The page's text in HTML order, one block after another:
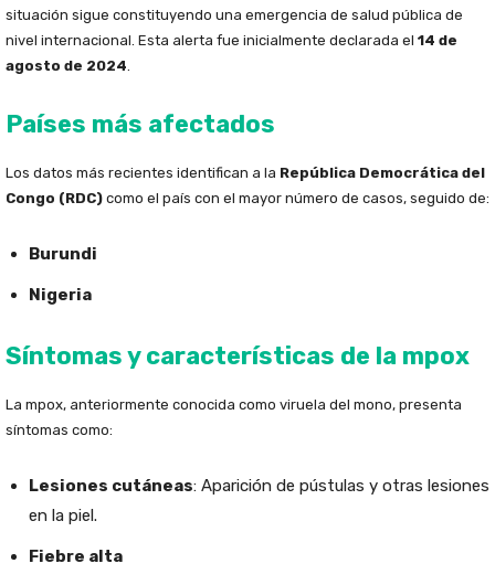
situación sigue constituyendo una emergencia de salud pública de
nivel internacional. Esta alerta fue inicialmente declarada el 14 de
agosto de 2024.
Países más afectados
Los datos más recientes identifican a la República Democrática del
Congo (RDC) como el país con el mayor número de casos, seguido de:
Burundi
Nigeria
Síntomas y características de la mpox
La mpox, anteriormente conocida como viruela del mono, presenta
síntomas como:
Lesiones cutáneas: Aparición de pústulas y otras lesiones
en la piel.
Fiebre alta